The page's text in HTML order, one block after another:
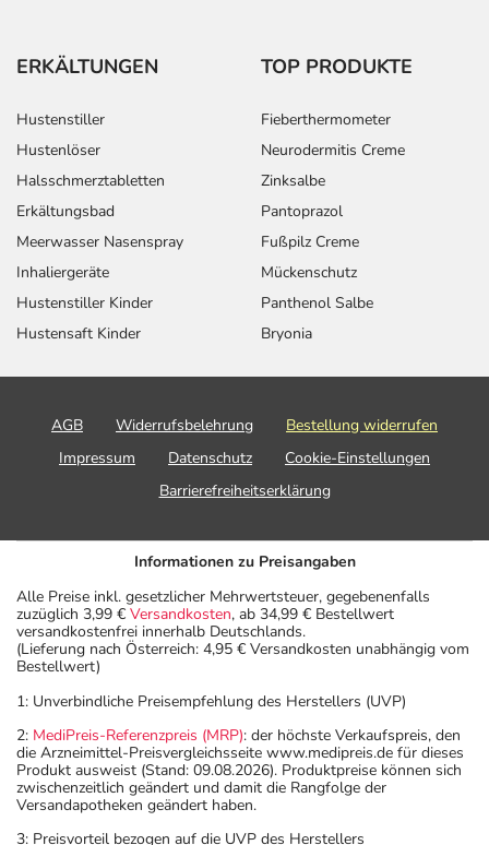
ERKÄLTUNGEN
Hustenstiller
Hustenlöser
Halsschmerztabletten
Erkältungsbad
Meerwasser Nasenspray
Inhaliergeräte
Hustenstiller Kinder
Hustensaft Kinder
TOP PRODUKTE
Fieberthermometer
Neurodermitis Creme
Zinksalbe
Pantoprazol
Fußpilz Creme
Mückenschutz
Panthenol Salbe
Bryonia
AGB Widerrufsbelehrung
Bestellung widerrufen
Impressum
Datenschutz
Cookie-Einstellungen
Barrierefreiheitserklärung
Informationen zu Preisangaben
Alle Preise inkl. gesetzlicher Mehrwertsteuer, gegebenenfalls
zuzüglich 3,99 € Versandkosten, ab 34,99 € Bestellwert
versandkostenfrei innerhalb Deutschlands.
(Lieferung nach Österreich: 4,95 € Versandkosten unabhängig vom
Bestellwert)
1: Unverbindliche Preisempfehlung des Herstellers (UVP)
2: MediPreis-Referenzpreis (MRP): der höchste Verkaufspreis, den
die Arzneimittel-Preisvergleichsseite www.medipreis.de für dieses
Produkt ausweist (Stand: 09.08.2026). Produktpreise können sich
zwischenzeitlich geändert und damit die Rangfolge der
Versandapotheken geändert haben.
3: Preisvorteil bezogen auf die UVP des Herstellers